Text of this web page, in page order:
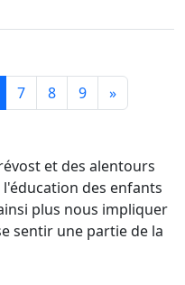
7 8 9 »
et des alentours
des enfants
plus nous impliquer
sentir une partie de la